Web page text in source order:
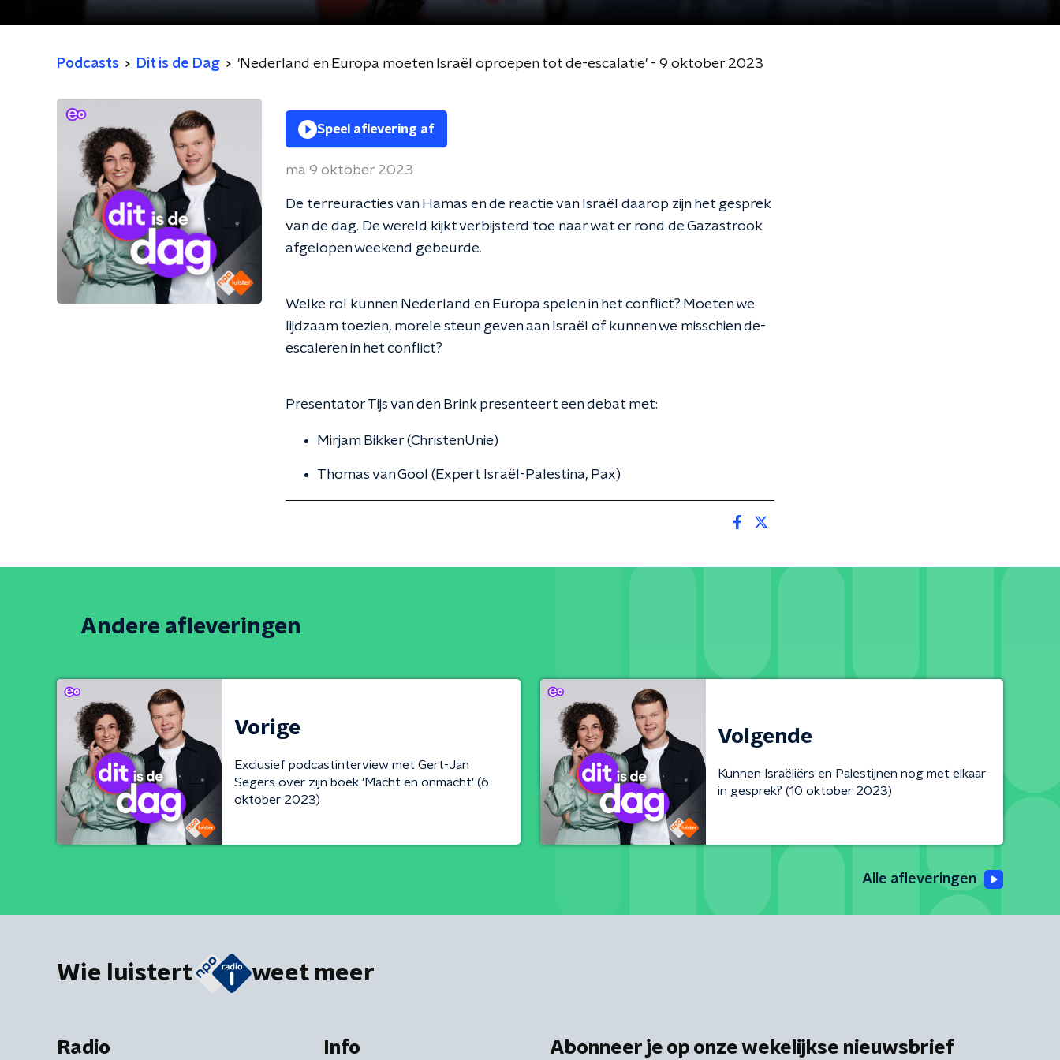
Podcasts Dit is de Dag 'Nederland en Europa moeten Israël oproepen tot de-escalatie' - 9 oktober 2023
Speel aflevering af
ma 9 oktober 2023
De terreuracties van Hamas en de reactie van Israël daarop zijn het gesprek
van de dag. De wereld kijkt verbijsterd toe naar wat er rond de Gazastrook
afgelopen weekend gebeurde.
Welke rol kunnen Nederland en Europa spelen in het conflict? Moeten we
lijdzaam toezien, morele steun geven aan Israël of kunnen we misschien de-
escaleren in het conflict?
Presentator Tijs van den Brink presenteert een debat met:
Mirjam Bikker (ChristenUnie)
Thomas van Gool (Expert Israël-Palestina, Pax)
Andere afleveringen
Vorige
Exclusief podcastinterview met Gert-Jan
Segers over zijn boek 'Macht en onmacht' (6
oktober 2023)
Volgende
Kunnen Israëliërs en Palestijnen nog met elkaar
in gesprek? (10 oktober 2023)
Alle afleveringen
Wie luistert weet meer
Radio Info Abonneer je op onze wekelijkse nieuwsbrief